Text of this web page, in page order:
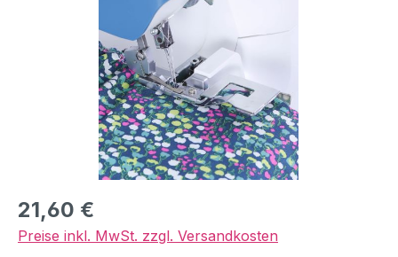
Regulärer Preis:
21,60 €
Preise inkl. MwSt. zzgl. Versandkosten